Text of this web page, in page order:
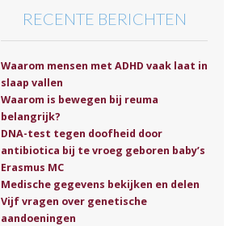
RECENTE BERICHTEN
Waarom mensen met ADHD vaak laat in
slaap vallen
Waarom is bewegen bij reuma
belangrijk?
DNA-test tegen doofheid door
antibiotica bij te vroeg geboren baby’s
Erasmus MC
Medische gegevens bekijken en delen
Vijf vragen over genetische
aandoeningen